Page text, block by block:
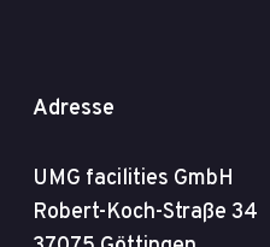
Adresse
UMG facilities GmbH
Robert-Koch-Straße 34